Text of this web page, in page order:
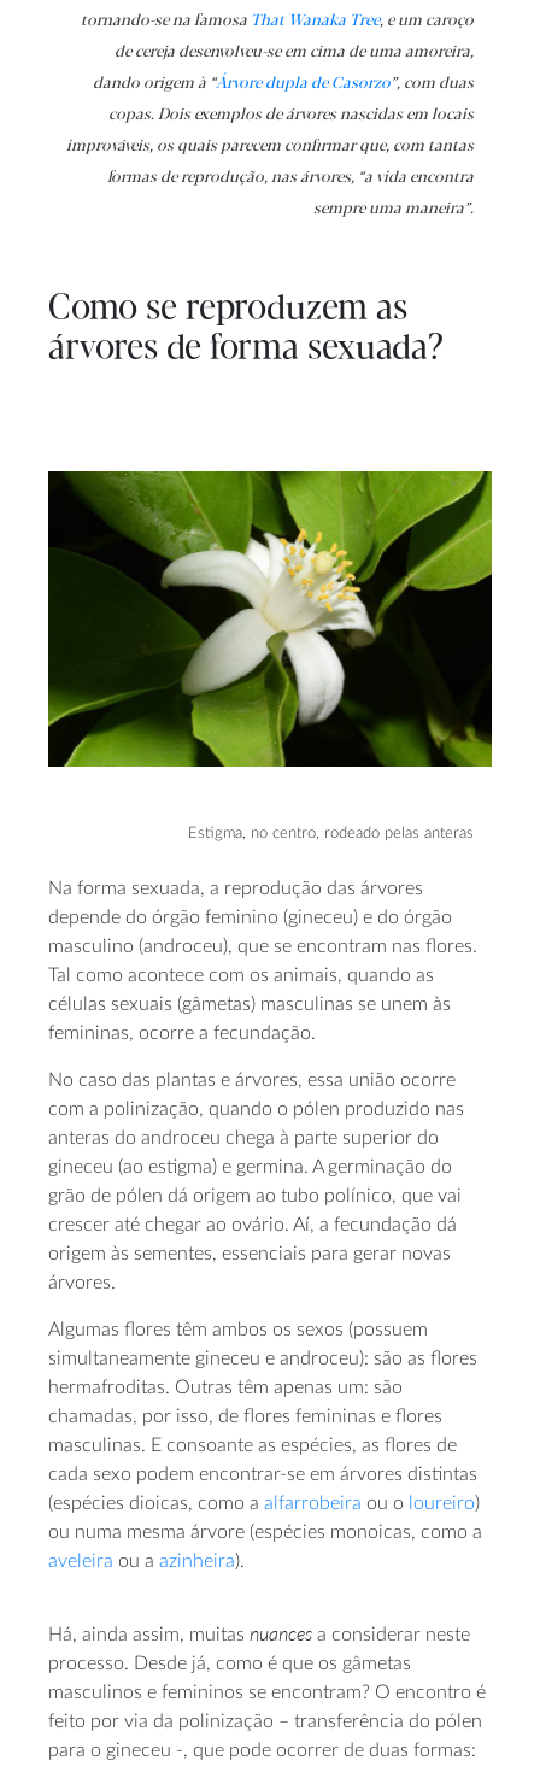
tornando-se na famosa That Wanaka Tree, e um caroço
de cereja desenvolveu-se em cima de uma amoreira,
dando origem à “Árvore dupla deCasorzo”, com duas
copas. Dois exemplos de árvores nascidas em locais
improváveis, os quais parecem confirmar que, com tantas
formas de reprodução, nas árvores, “a vida encontra
sempre uma maneira”.
Como se reproduzem as
árvores de forma sexuada?
Estigma, no centro, rodeado pelas anteras
Na forma sexuada, a reprodução das árvores
depende do órgão feminino (gineceu) e do órgão
masculino (androceu), que se encontram nas flores.
Tal como acontece com os animais, quando as
células sexuais (gâmetas) masculinas se unem às
femininas, ocorre a fecundação.
No caso das plantas e árvores, essa união ocorre
com a polinização, quando o pólen produzido nas
anteras do androceu chega à parte superior do
gineceu (ao estigma) e germina. A germinação do
grão de pólen dá origem ao tubo polínico, que vai
crescer até chegar ao ovário. Aí, a fecundação dá
origem às sementes, essenciais para gerar novas
árvores.
Algumas flores têm ambos os sexos (possuem
simultaneamente gineceu e androceu): são as flores
hermafroditas. Outras têm apenas um: são
chamadas, por isso, de flores femininas e flores
masculinas. E consoante as espécies, as flores de
cada sexo podem encontrar-se em árvores distintas
(espécies dioicas, como a alfarrobeira ou o loureiro)
ou numa mesma árvore (espécies monoicas, como a
aveleira ou a azinheira).
Há, ainda assim, muitas nuances a considerar neste
processo. Desde já, como é que os gâmetas
masculinos e femininos se encontram? O encontro é
feito por via da polinização – transferência do pólen
para o gineceu -, que pode ocorrer de duas formas: